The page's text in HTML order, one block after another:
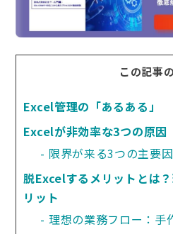
この記事
Excel管理の「あるある」
Excelが非効率な3つの原因
限界が来る3つの主要因
脱Excelするメリットとは
リット
理想の業務フロー：手